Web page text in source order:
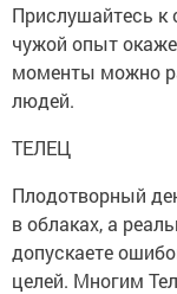
Прислушайтесь к
чужой опыт
моменты можно
людей.
ТЕЛЕЦ
Плодотворный
в облаках, а
допускаете
целей. Многим